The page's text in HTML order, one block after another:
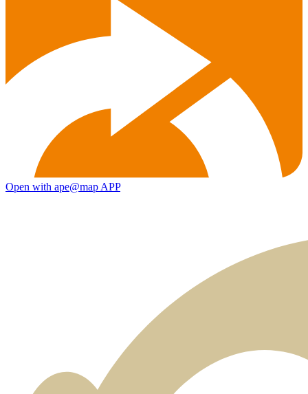
Open with ape@map APP